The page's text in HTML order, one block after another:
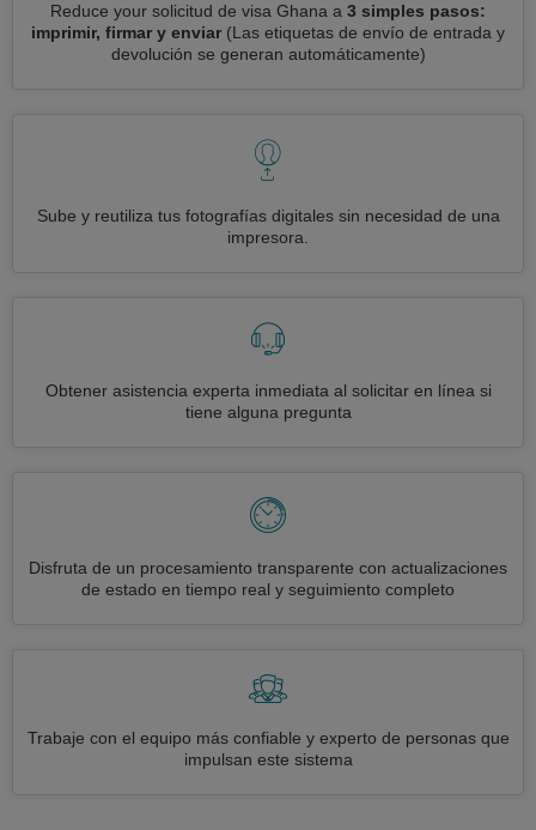
Reduce your solicitud de visa Ghana a 3 simples pasos:
imprimir, firmar y enviar (Las etiquetas de envío de entrada y
devolución se generan automáticamente)
Sube y reutiliza tus fotografías digitales sin necesidad de una
impresora.
Obtener asistencia experta inmediata al solicitar en línea si
tiene alguna pregunta
Disfruta de un procesamiento transparente con actualizaciones
de estado en tiempo real y seguimiento completo
Trabaje con el equipo más confiable y experto de personas que
impulsan este sistema